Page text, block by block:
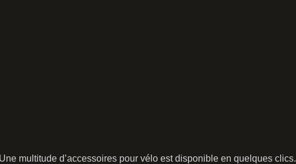
multitude d’accessoires pour vélo est disponible en quelques clics.